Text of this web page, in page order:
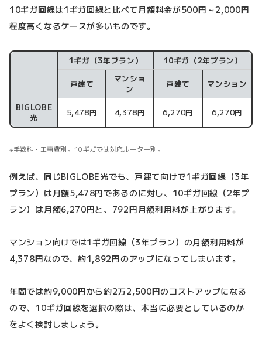
10ギガ回線は1ギガ回線と比べて月額料金が500円～2,000円
程度高くなるケースが多いものです。
1ギガ（3年プラン） 10ギガ（2年プラン）
戸建て
マンショ
ン
戸建て マンション
BIGLOBE
光
5,478円 4,378円 6,270円 6,270円
手数料・工事費別。10ギガでは対応ルーター別。
例えば、同じBIGLOBE光でも、戸建て向けで1ギガ回線（3年
プラン）は月額5,478円であるのに対し、10ギガ回線（2年プ
ラン）は月額6,270円と、792円月額利用料が上がります。
マンション向けでは1ギガ回線（3年プラン）の月額利用料が
4,378円なので、約1,892円のアップになってしまいます。
年間では約9,000円から約2万2,500円のコストアップになる
ので、10ギガ回線を選択の際は、本当に必要としているのか
をよく検討しましょう。